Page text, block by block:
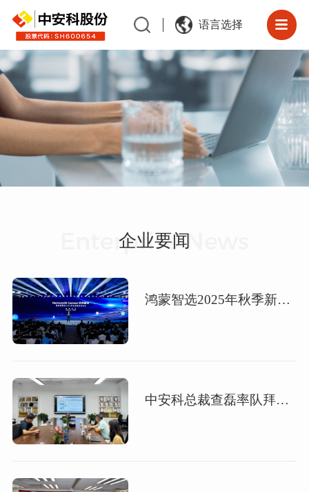
语言选择
企业要闻
Enterprise News
鸿蒙智选2025年秋季新品发布会，中安科子公司豪恩空气质量检测仪重磅亮相！
中安科总裁查磊率队拜访苏州聚元微电子股份有限公司